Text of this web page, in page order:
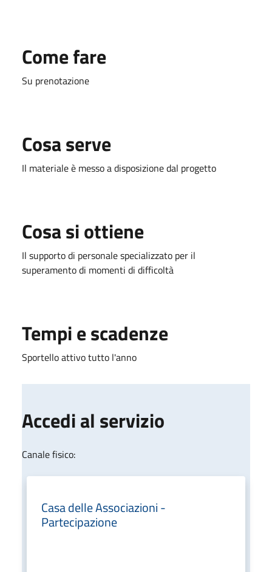
Come fare
Su prenotazione
Cosa serve
Il materiale è messo a disposizione dal progetto
Cosa si ottiene
Il supporto di personale specializzato per il
superamento di momenti di difficoltà
Tempi e scadenze
Sportello attivo tutto l'anno
Accedi al servizio
Canale fisico:
Casa delle Associazioni -
Partecipazione